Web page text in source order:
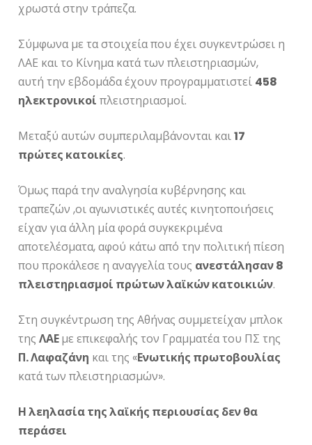
χρωστά στην τράπεζα.
Σύμφωνα με τα στοιχεία που έχει συγκεντρώσει η
ΛΑΕ και το Κίνημα κατά των πλειστηριασμών,
αυτή την εβδομάδα έχουν προγραμματιστεί 458
ηλεκτρονικοί πλειστηριασμοί.
Μεταξύ αυτών συμπεριλαμβάνονται και17
πρώτες κατοικίες.
Όμως παρά την αναλγησία κυβέρνησης και
τραπεζών ,οι αγωνιστικές αυτές κινητοποιήσεις
είχαν για άλλη μία φορά συγκεκριμένα
αποτελέσματα, αφού κάτω από την πολιτική πίεση
που προκάλεσε η αναγγελία τους ανεστάλησαν 8
πλειστηριασμοί πρώτων λαϊκών κατοικιών.
Στη συγκέντρωση της Αθήνας συμμετείχαν μπλοκ
τηςΛΑΕμε επικεφαλής τον Γραμματέα του ΠΣ της
Π. Λαφαζάνη και της «Ενωτικής πρωτοβουλίας
κατά των πλειστηριασμών».
Η λεηλασία της λαϊκής περιουσίας δεν θα
περάσει